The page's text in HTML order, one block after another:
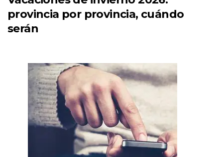
provincia por provincia, cuándo
serán